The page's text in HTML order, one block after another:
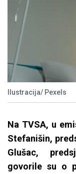
Ilustracija/ Pexels
Na TVSA, u
Stefanišin,
Glušac,
govorile su o